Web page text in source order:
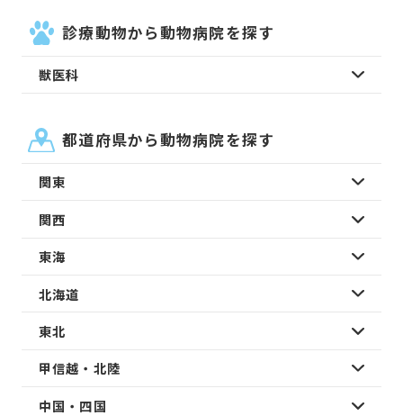
診療動物から動物病院を探す
獣医科
都道府県から動物病院を探す
関東
関西
東海
北海道
東北
甲信越・北陸
中国・四国